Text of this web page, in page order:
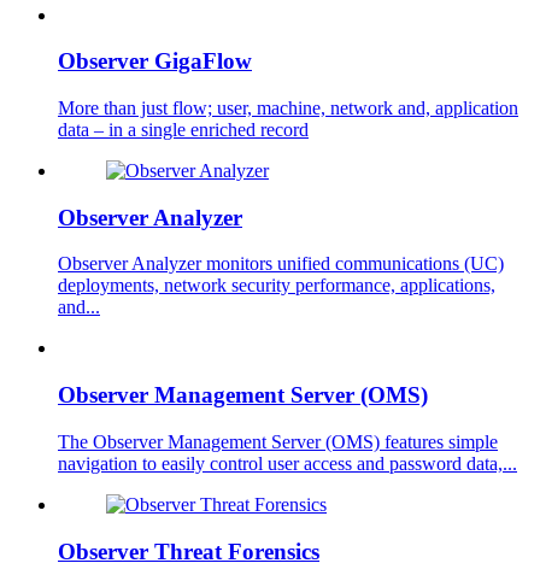
Observer GigaFlow
More than just flow; user, machine, network and, application
data – in a single enriched record
Observer Analyzer
Observer Analyzer monitors unified communications (UC)
deployments, network security performance, applications,
and...
Observer Management Server (OMS)
The Observer Management Server (OMS) features simple
navigation to easily control user access and password data,...
Observer Threat Forensics